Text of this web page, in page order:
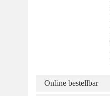
Online bestellbar